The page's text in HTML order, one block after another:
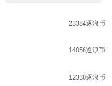
23384逐浪币
14056逐浪币
12330逐浪币